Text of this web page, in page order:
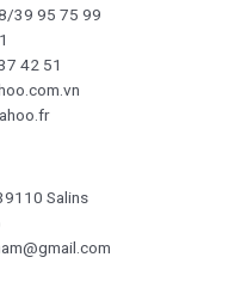
39 95 75 99
42 51
Salins